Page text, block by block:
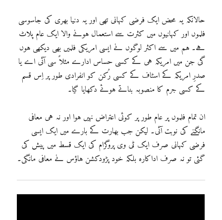
حالانکہ یہ محض ایک فرضی کہانی تھی اور یہ دنیا بھری کی جاسوسی
فلموں اور کہانیوں میں کثرت سے استعمال ہونے والا ایک عام پلاٹ
ہے۔ ہم میں سے اکثر لوگوں نے ایسی امریکی فلمیں بھی دیکھی ہوں
گی جن میں امریکہ ہی کے کسی حساس ادارے مثلاً سی آئی اے یا
صدرِ امریکہ کے اسٹاف کے کسی رُکن کو انفرادی طور پر اِس قسم
کے کسی جرم کا منصوبہ بناتے ہوئے دکھایا گیا۔
ان تمام فلموں پر عام طور پر کوئی اعتراض نہیں ہوا اور نہ ہی معافی
مانگنے کی نوبت آئی۔ لیکن جب بھارت کے بارے میں ایک ایسی
فرضی کہانی صرف ایک ٹی وی پروگرام کی ایک قسط میں پیش کی
گئی تو نہ صرف اداکارہ بلکہ خود پڑودکشن ہاؤس نے معافی مانگی۔